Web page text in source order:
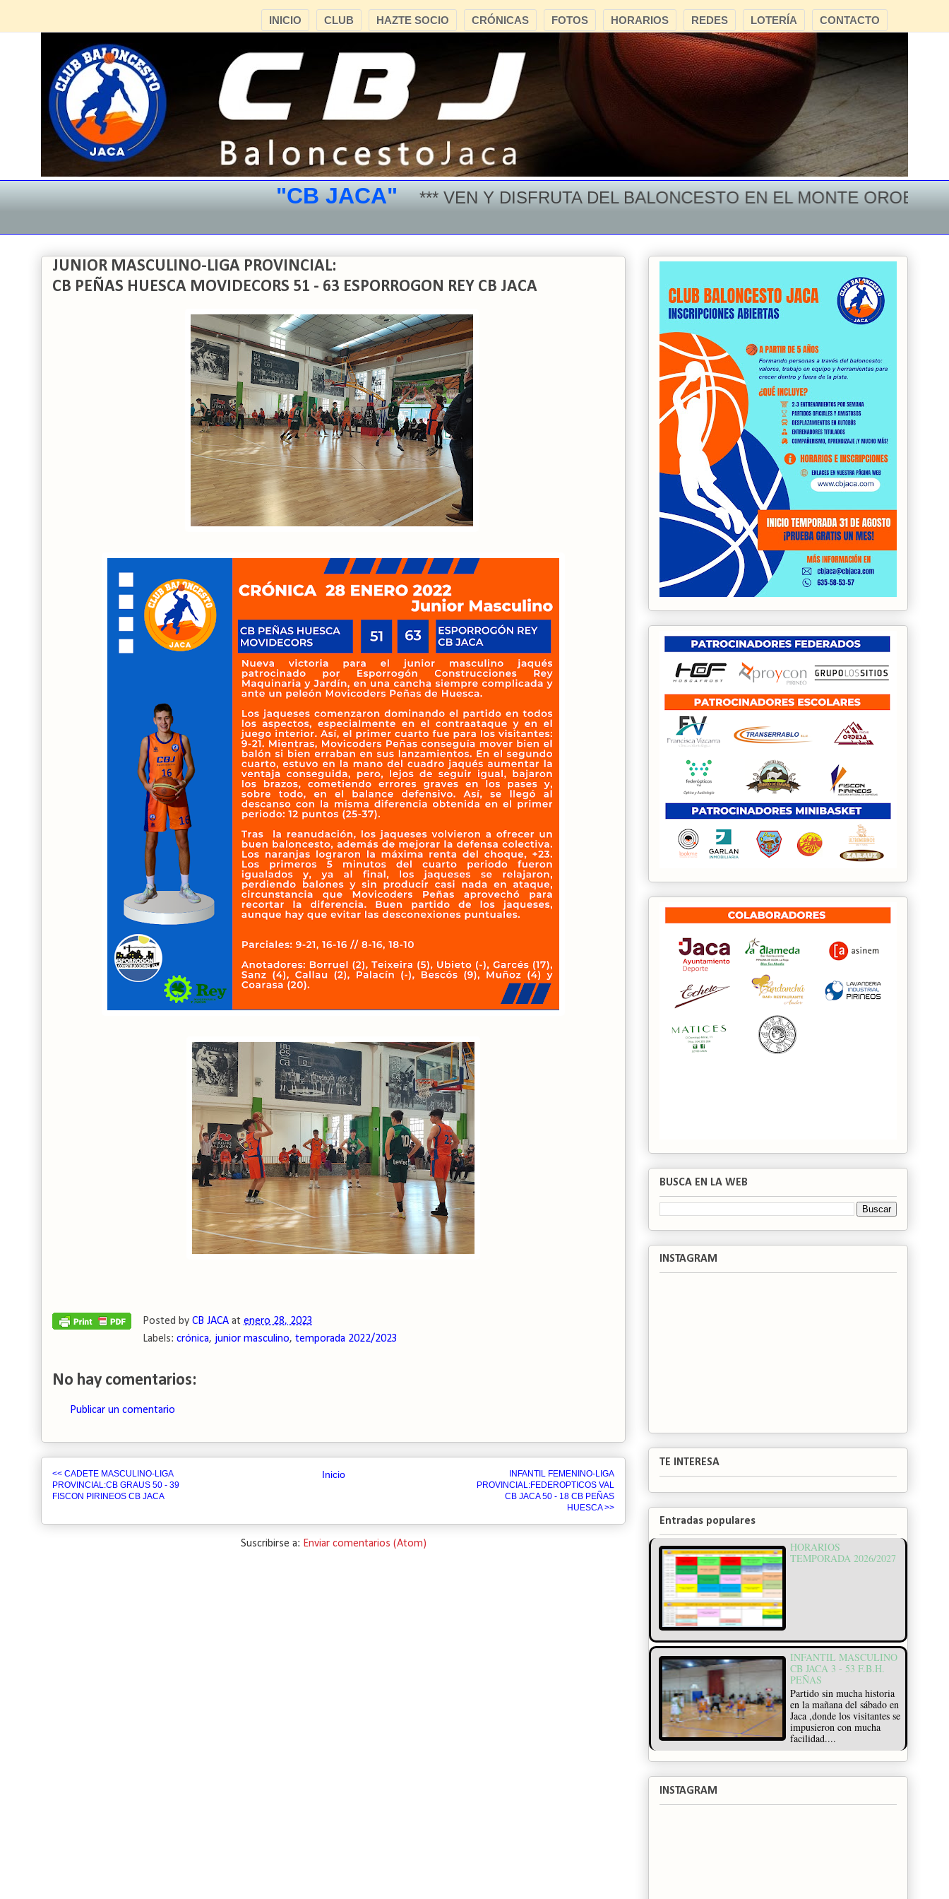
CONTACTO
LOTERÍA
REDES
HORARIOS
FOTOS
CRÓNICAS
HAZTE SOCIO
CLUB
INICIO
"CB JACA" *** VEN Y DISFRUTA DEL BALONCESTO EN EL MONTE OROEL **
JUNIOR MASCULINO-LIGA PROVINCIAL:
CB PEÑAS HUESCA MOVIDECORS 51 - 63 ESPORROGON REY CB JACA
Posted by CB JACA at enero 28, 2023
Labels: crónica, junior masculino, temporada 2022/2023
No hay comentarios:
Publicar un comentario
<< CADETE MASCULINO-LIGA
PROVINCIAL:CB GRAUS 50 - 39
FISCON PIRINEOS CB JACA
INFANTIL FEMENINO-LIGA
PROVINCIAL:FEDEROPTICOS VAL
CB JACA 50 - 18 CB PEÑAS
HUESCA >>
Inicio
Suscribirse a: Enviar comentarios (Atom)
BUSCA EN LA WEB
INSTAGRAM
TE INTERESA
Entradas populares
HORARIOS
TEMPORADA 2026/2027
INFANTIL MASCULINO
CB JACA 3 - 53 F.B.H.
PEÑAS
Partido sin mucha historia
en la mañana del sábado en
Jaca ,donde los visitantes se
impusieron con mucha
facilidad....
INSTAGRAM